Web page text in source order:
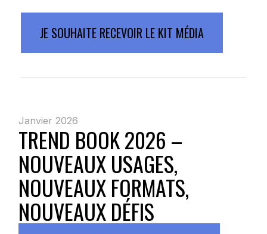
JE SOUHAITE RECEVOIR LE KIT MÉDIA
Janvier 2026
TREND BOOK 2026 –
NOUVEAUX USAGES,
NOUVEAUX FORMATS,
NOUVEAUX DÉFIS